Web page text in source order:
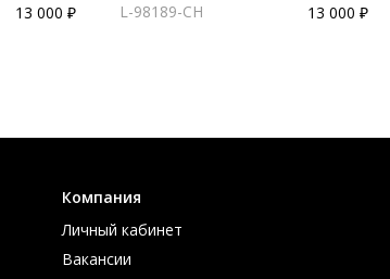
13 000 ₽
L-98189-CH
13 000 ₽
Компания
Личный кабинет
Вакансии